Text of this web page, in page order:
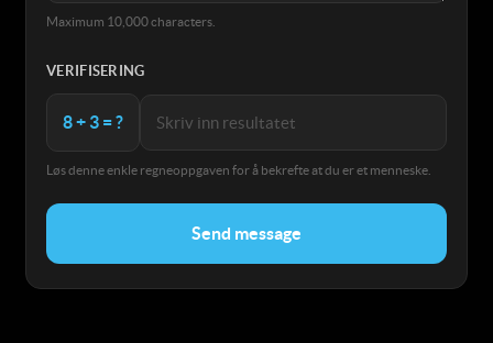
Maximum 10,000 characters.
VERIFISERING
8 + 3 = ?
Løs denne enkle regneoppgaven for å bekrefte at du er et menneske.
Send message